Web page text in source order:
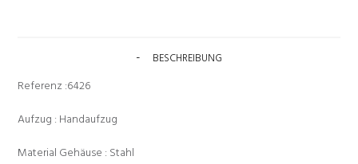
BESCHREIBUNG
Referenz :6426
Aufzug : Handaufzug
Material Gehäuse : Stahl